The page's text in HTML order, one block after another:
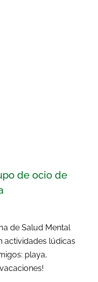
de ocio de
de Salud Mental
actividades lúdicas
playa,